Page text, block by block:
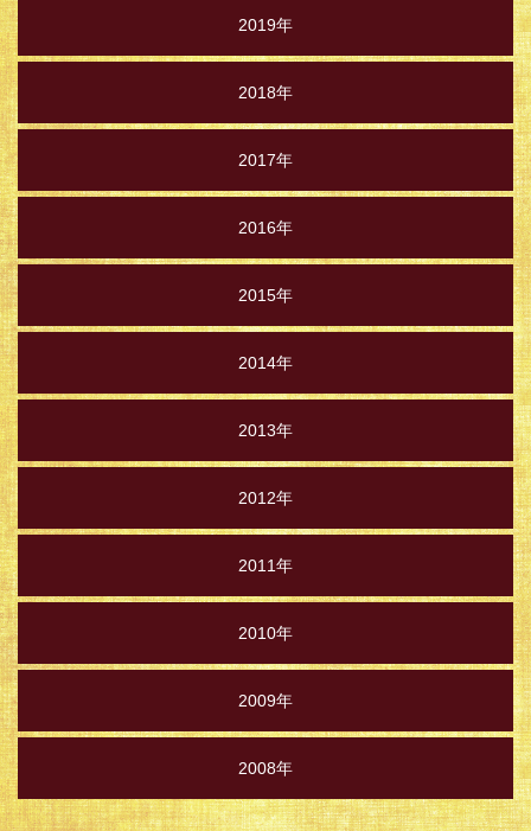
2019年
2018年
2017年
2016年
2015年
2014年
2013年
2012年
2011年
2010年
2009年
2008年